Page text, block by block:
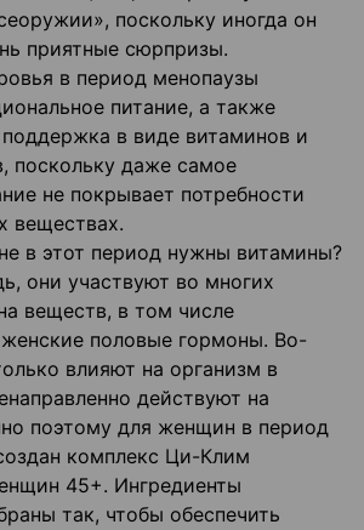
поскольку иногда он
приятные сюрпризы.
в период менопаузы
питание, а также
в виде витаминов и
поскольку даже самое
не покрывает потребности
веществах.
в этот период нужны витамины?
они участвуют во многих
веществ, в том числе
половые гормоны. Во-
влияют на организм в
действуют на
поэтому для женщин в период
комплекс Ци-Клим
45+. Ингредиенты
так, чтобы обеспечить